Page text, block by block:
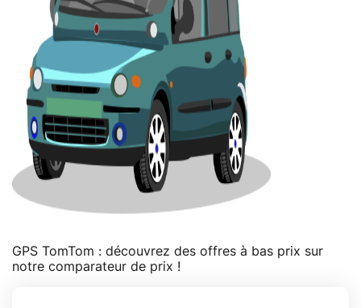
GPS TomTom : découvrez des offres à bas prix sur
notre comparateur de prix !